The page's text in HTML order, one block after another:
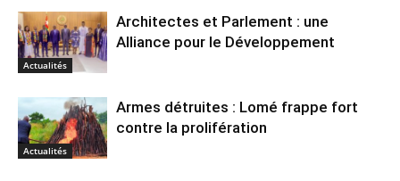
Actualités
Architectes et Parlement : une
Alliance pour le Développement
Actualités
Armes détruites : Lomé frappe fort
contre la prolifération